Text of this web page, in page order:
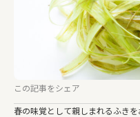
この記事をシェア
春の味覚として親しまれるふき